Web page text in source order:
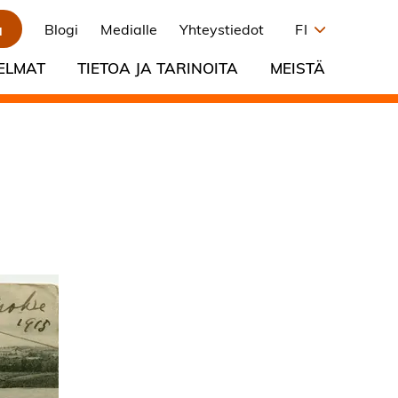
Blogi Medialle Yhteystiedot FI
TIETOA JA TARINOITA MEISTÄ